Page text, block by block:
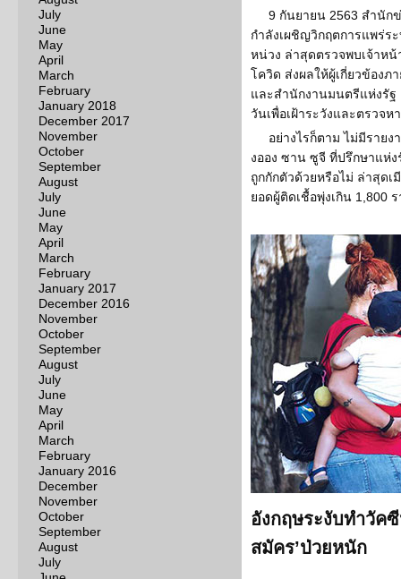
July
June
May
April
March
February
January 2018
December 2017
November
October
September
August
July
June
May
April
March
February
January 2017
December 2016
November
October
September
August
July
June
May
April
March
February
January 2016
December
November
October
September
August
July
9 กันยายน 2563 สำนัก
กำลังเผชิญวิกฤตการแพร่ร
หน่วง ล่าสุดตรวจพบเจ้าห
โควิด ส่งผลให้ผู้เกี่ยวข้องภ
และสำนักงานมนตรีแห่งรัฐ
วันเพื่อเฝ้าระวังและตรวจห
อย่างไรก็ตาม ไม่มีราย
งออง ซาน ซูจี ที่ปรึกษาแห่
ถูกกักตัวด้วยหรือไม่ ล่าสุด
ยอดผู้ติดเชื้อพุ่งเกิน 1,800
อังกฤษระงับทำวัค
สมัคร’ป่วยหนัก